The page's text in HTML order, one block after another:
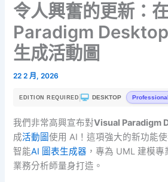
令人興奮的更新：
Paradigm
生成活動圖
22 2 月, 2026
EDITION REQUIRED | DESKTOP Professional
我們非常高興宣布對Visual Paradigm
成活動圖使用 AI！這項強大的新功能
智能AI 圖表生成器 ，專為 UML 建模
業務分析師量身打造。